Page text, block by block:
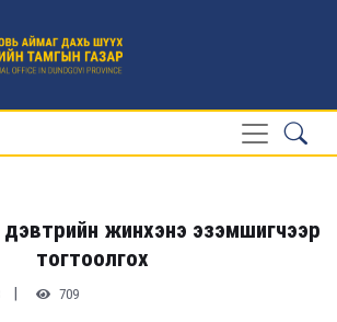
жинхэнэ эзэмшигчээр
тогтоолгох
| 709